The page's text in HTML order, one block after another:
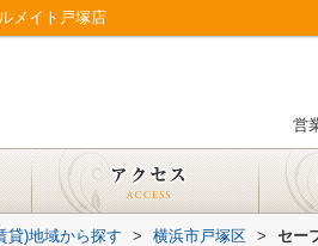
メイト戸塚店
営
貸)地域から探す > 横浜市戸塚区 > セー